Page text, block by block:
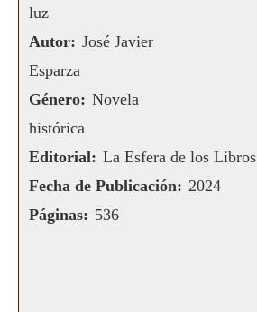
luz
Autor: José Javier
Esparza
Género: Novela
histórica
Editorial: La Esfera de los Libros
Fecha de Publicación: 2024
Páginas: 536